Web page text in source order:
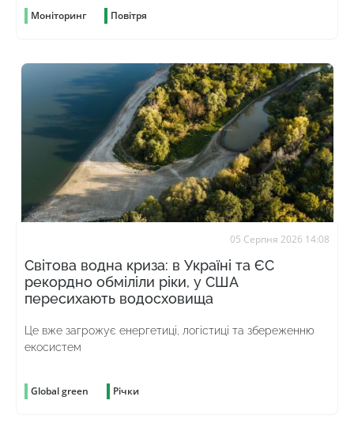
Моніторинг Повітря
05 Серпня 2026 14:08
Світова водна криза: в Україні та ЄС
рекордно обміліли ріки, у США
пересихають водосховища
Це вже загрожує енергетиці, логістиці та збереженню
екосистем
Global green Річки